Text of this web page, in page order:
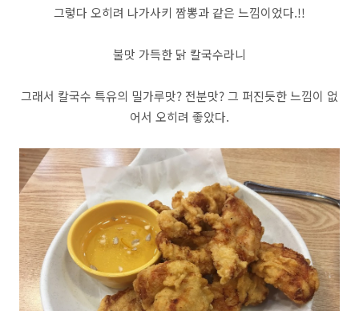
그렇다 오히려 나가사키 짬뽕과 같은 느낌이었다.!!
불맛 가득한 닭 칼국수라니
그래서 칼국수 특유의 밀가루맛? 전분맛? 그 퍼진듯한 느낌이 없
어서 오히려 좋았다.